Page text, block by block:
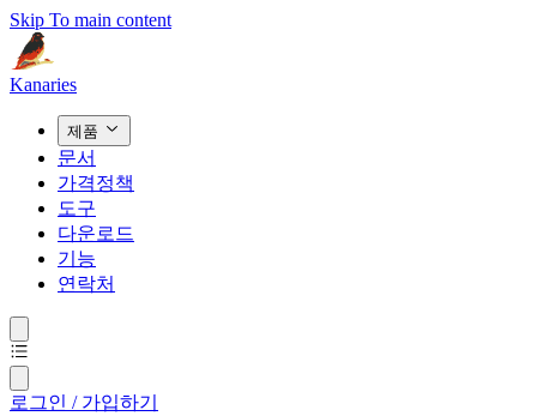
Skip To main content
Kanaries
제품
문서
가격정책
도구
다운로드
기능
연락처
로그인 / 가입하기